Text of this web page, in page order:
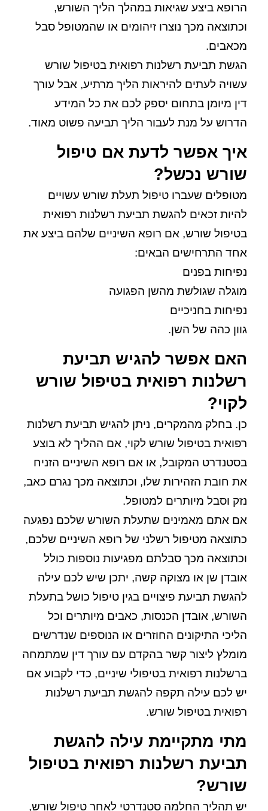
הרופא ביצע שגיאות במהלך הליך השורש,
וכתוצאה מכך נוצרו זיהומים או שהמטופל סבל
מכאבים.
הגשת תביעת רשלנות רפואית בטיפול שורש
עשויה לעתים להיראות הליך מרתיע, אבל עורך
דין מיומן בתחום יספק לכם את כל המידע
הדרוש על מנת לעבור הליך תביעה פשוט מאוד.
איך אפשר לדעת אם טיפול
שורש נכשל?
מטופלים שעברו טיפול תעלת שורש עשויים
להיות זכאים להגשת תביעת רשלנות רפואית
בטיפול שורש, אם רופא השיניים שלהם ביצע את
אחד התרחישים הבאים:
נפיחות בפנים
מוגלה שגולשת מהשן הפגועה
נפיחות בחניכיים
גוון כהה של השן.
האם אפשר להגיש תביעת
רשלנות רפואית בטיפול שורש
לקוי?
כן. בחלק מהמקרים, ניתן להגיש תביעת רשלנות
רפואית בטיפול שורש לקוי, אם ההליך לא בוצע
בסטנדרט המקובל, או אם רופא השיניים הזניח
את חובת הזהירות שלו, וכתוצאה מכך נגרם כאב,
נזק וסבל מיותרים למטופל.
אם אתם מאמינים שתעלת השורש שלכם נפגעה
כתוצאה מטיפול רשלני של רופא השיניים שלכם,
וכתוצאה מכך סבלתם מפגיעות נוספות כולל
אובדן שן או מצוקה קשה, יתכן שיש לכם עילה
להגשת תביעת פיצויים בגין טיפול כושל בתעלת
השורש, אובדן הכנסות, כאבים מיותרים וכל
הליכי התיקונים החוזרים או הנוספים שנדרשים
מומלץ ליצור קשר בהקדם עם עורך דין שמתמחה
ברשלנות רפואית בטיפולי שיניים, כדי לקבוע אם
יש לכם עילה תקפה להגשת תביעת רשלנות
רפואית בטיפול שורש.
מתי מתקיימת עילה להגשת
תביעת רשלנות רפואית בטיפול
שורש?
יש תהליך החלמה סטנדרטי לאחר טיפול שורש,